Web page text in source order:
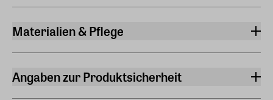
Höhe
4,50 cm
Materialien & Pflege
Zitrin, Peridot
Angaben zur Produktsicherheit